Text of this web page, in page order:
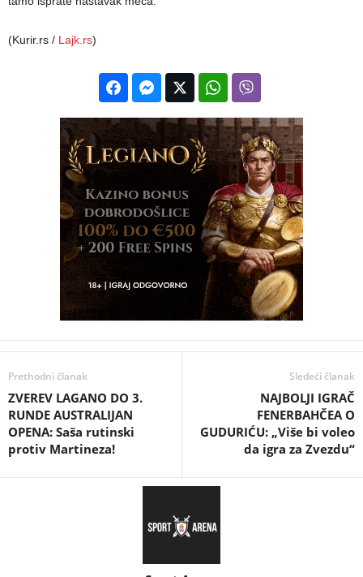
(Kurir.rs / Lajk.rs)
Prethodni članak
ZVEREV LAGANO DO 3.
RUNDE AUSTRALIJAN
OPENA: Saša rutinski
protiv Martineza!
Sledeći članak
NAJBOLJI IGRAČ
FENERBAHČEA O
GUDURIĆU: „Više bi voleo
da igra za Zvezdu“